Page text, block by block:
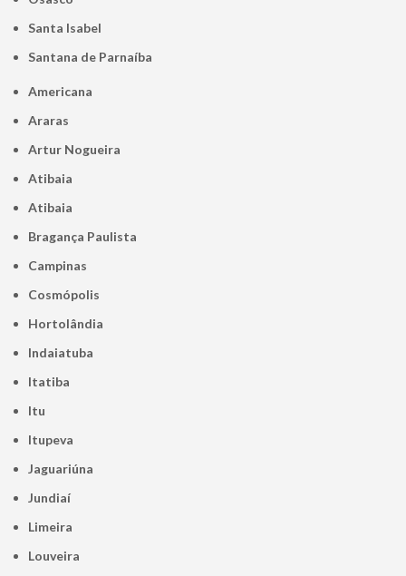
Santa Isabel
Santana de Parnaíba
Americana
Araras
Artur Nogueira
Atibaia
Atibaia
Bragança Paulista
Campinas
Cosmópolis
Hortolândia
Indaiatuba
Itatiba
Itu
Itupeva
Jaguariúna
Jundiaí
Limeira
Louveira